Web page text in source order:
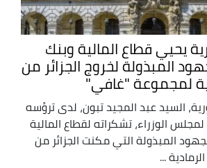
يحيي قطاع المالية وبنك
المبذولة لخروج الجزائر من
لمجموعة "غافي"
السيد عبد المجيد تبون، لدى ترؤسه
الوزراء، تشكراته لقطاع المالية
المبذولة التي مكنت الجزائر من
...